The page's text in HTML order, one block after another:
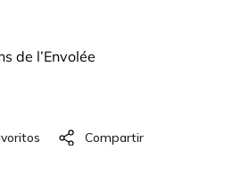
de l’Envolée